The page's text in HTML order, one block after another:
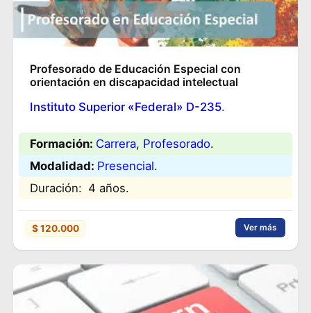
Profesorado de Educación Especial con
orientación en discapacidad intelectual
Instituto Superior «Federal» D-235.
Formación: Carrera, Profesorado.
Modalidad: Presencial.
Duración: 4 años.
$ 120.000 Ver más